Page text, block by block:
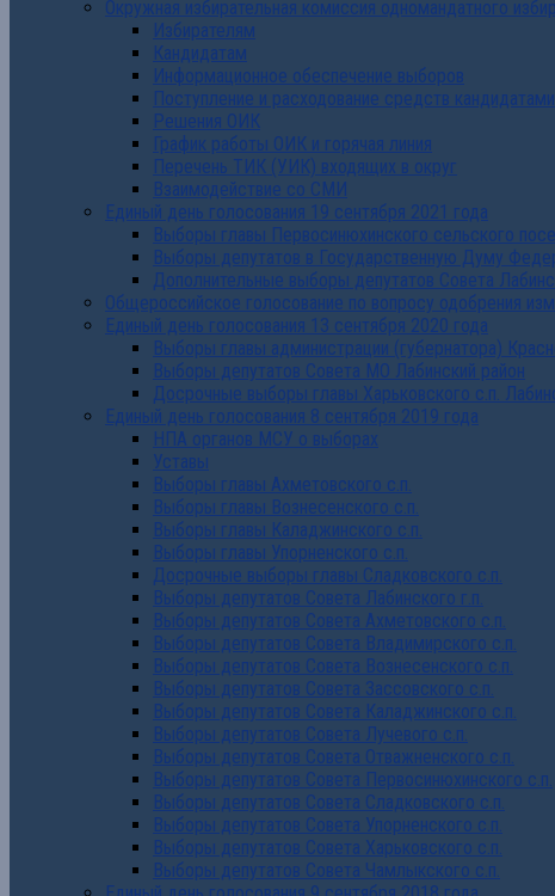
Окружная избирательная комиссия одномандатного
Избирателям
Кандидатам
Информационное обеспечение выборов
Поступление и расходование средств кандидатами
Решения ОИК
График работы ОИК и горячая линия
Перечень ТИК (УИК) входящих в округ
Взаимодействие со СМИ
Единый день голосования 19 сентября 2021 года
Выборы главы Первосинюхинского сельского
Выборы депутатов в Государственную Думу
Дополнительные выборы депутатов Совета
Общероссийское голосование по вопросу одобрения
Единый день голосования 13 сентября 2020 года
Выборы главы администрации (губернатора)
Выборы депутатов Совета МО Лабинский район
Досрочные выборы главы Харьковского с.п.
Единый день голосования 8 сентября 2019 года
НПА органов МСУ о выборах
Уставы
Выборы главы Ахметовского с.п.
Выборы главы Вознесенского с.п.
Выборы главы Каладжинского с.п.
Выборы главы Упорненского с.п.
Досрочные выборы главы Сладковского с.п.
Выборы депутатов Совета Лабинского г.п.
Выборы депутатов Совета Ахметовского с.п.
Выборы депутатов Совета Владимирского с.п.
Выборы депутатов Совета Вознесенского с.п.
Выборы депутатов Совета Зассовского с.п.
Выборы депутатов Совета Каладжинского с.п.
Выборы депутатов Совета Лучевого с.п.
Выборы депутатов Совета Отважненского с.п.
Выборы депутатов Совета Первосинюхинского с.п.
Выборы депутатов Совета Сладковского с.п.
Выборы депутатов Совета Упорненского с.п.
Выборы депутатов Совета Харьковского с.п.
Выборы депутатов Совета Чамлыкского с.п.